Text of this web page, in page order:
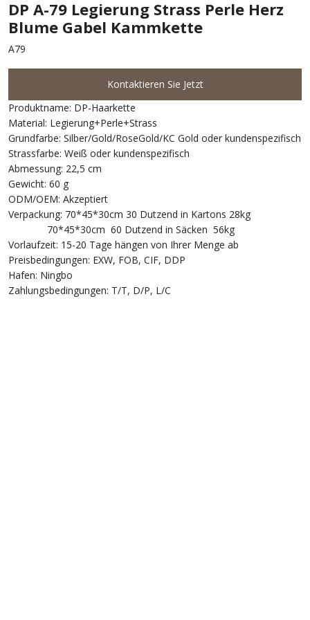
DP A-79 Legierung Strass Perle Herz
Blume Gabel Kammkette
A79
Kontaktieren Sie Jetzt
Produktname: DP-Haarkette
Material: Legierung+Perle+Strass
Grundfarbe: Silber/Gold/RoseGold/KC Gold oder kundenspezifisch
Strassfarbe: Weiß oder kundenspezifisch
Abmessung: 22,5 cm
Gewicht: 60 g
ODM/OEM: Akzeptiert
Verpackung: 70*45*30cm 30 Dutzend in Kartons 28kg
70*45*30cm 60 Dutzend in Säcken 56kg
Vorlaufzeit: 15-20 Tage hängen von Ihrer Menge ab
Preisbedingungen: EXW, FOB, CIF, DDP
Hafen: Ningbo
Zahlungsbedingungen: T/T, D/P, L/C